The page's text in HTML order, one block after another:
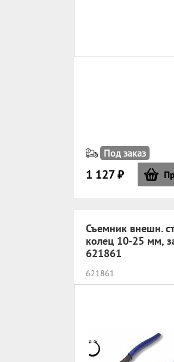
Под заказ
1 127 ₽
Съемник внешн.
колец 10-25 мм,
621861
621861